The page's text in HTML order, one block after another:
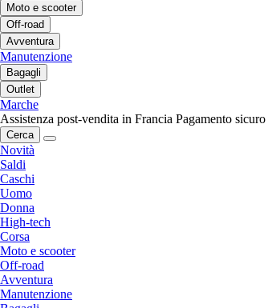
Moto e scooter
Off-road
Avventura
Manutenzione
Bagagli
Outlet
Marche
Assistenza post-vendita in Francia Pagamento sicuro
Cerca
Novità
Saldi
Caschi
Uomo
Donna
High-tech
Corsa
Moto e scooter
Off-road
Avventura
Manutenzione